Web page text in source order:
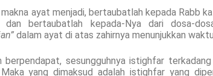
ayat menjadi, bertaubatlah kepada Rabb
dan bertaubatlah kepada-Nya dari dosa-
dalam ayat di atas zahirnya menunjukkan
berpendapat, sesungguhnya istighfar
yang dimaksud adalah istighfar yang